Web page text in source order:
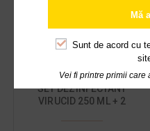
SET DEZINFECTANT
VIRUCID 250 ML + 2
Mă
Sunt de acord cu
Vei fi printre primii care